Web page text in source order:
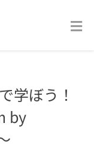
学ぼう！
by